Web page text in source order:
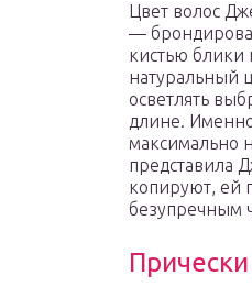
Цвет волос
—
кистью блики
натуральный
осветлять
длине.
максимально
представила
копируют, ей
безупречным